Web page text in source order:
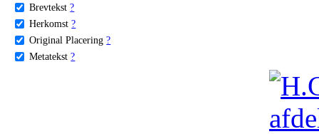
Brevtekst ?
Herkomst ?
Original Placering ?
Metatekst ?